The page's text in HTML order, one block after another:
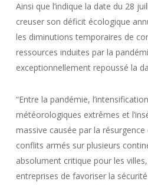
Ainsi que l’indique la date du 28
creuser son déficit écologique
les diminutions temporaires de
ressources induites par la
exceptionnellement repoussé la
“Entre la pandémie,
météorologiques extrêmes et
massive causée par la résurgence
conflits armés sur plusieurs
absolument critique pour les
entreprises de favoriser la